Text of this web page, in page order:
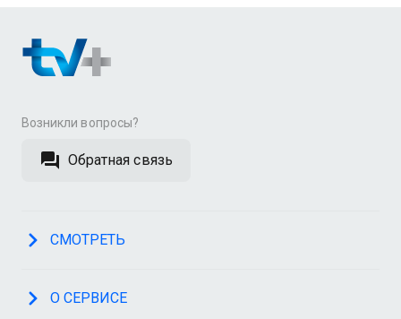
Возникли вопросы?
Обратная связь
СМОТРЕТЬ
О СЕРВИСЕ